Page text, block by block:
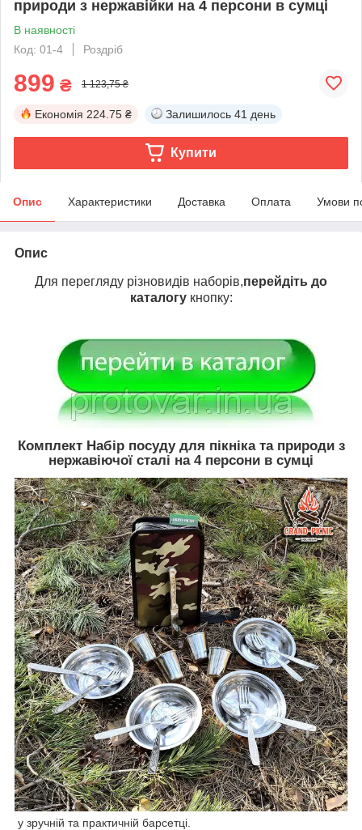
природи з нержавійки на 4 персони в сумці
В наявності
Код: 01-4
Роздріб
899 ₴ 1 123,75 ₴
Економія 224.75 ₴ Залишилось 41 день
Купити
Опис Характеристики Доставка Оплата Умови
Опис
Для перегляду різновидів наборів,перейдіть до
каталогукнопку:
Комплект Набір посуду для пікніка та природи з
нержавіючої сталі на 4 персони в сумці
у зручній та практичній барсетці.